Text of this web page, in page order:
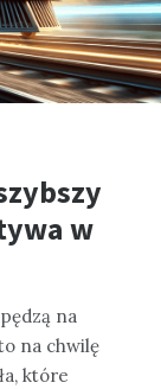
w
na
na chwilę
które